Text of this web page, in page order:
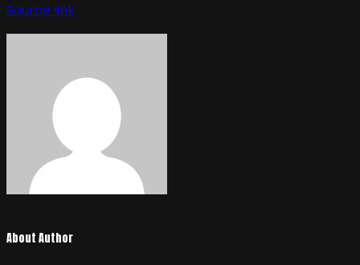
Source link
About Author